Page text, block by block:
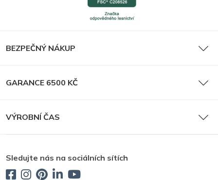
BEZPEČNÝ NÁKUP
GARANCE 6500 KČ
VÝROBNÍ ČAS
Sledujte nás na sociálních sítích